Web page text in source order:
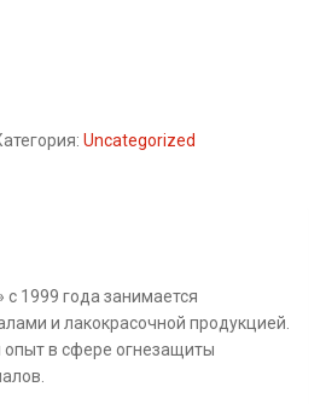
Uncategorized
1999 года занимается
и лакокрасочной продукцией.
в сфере огнезащиты